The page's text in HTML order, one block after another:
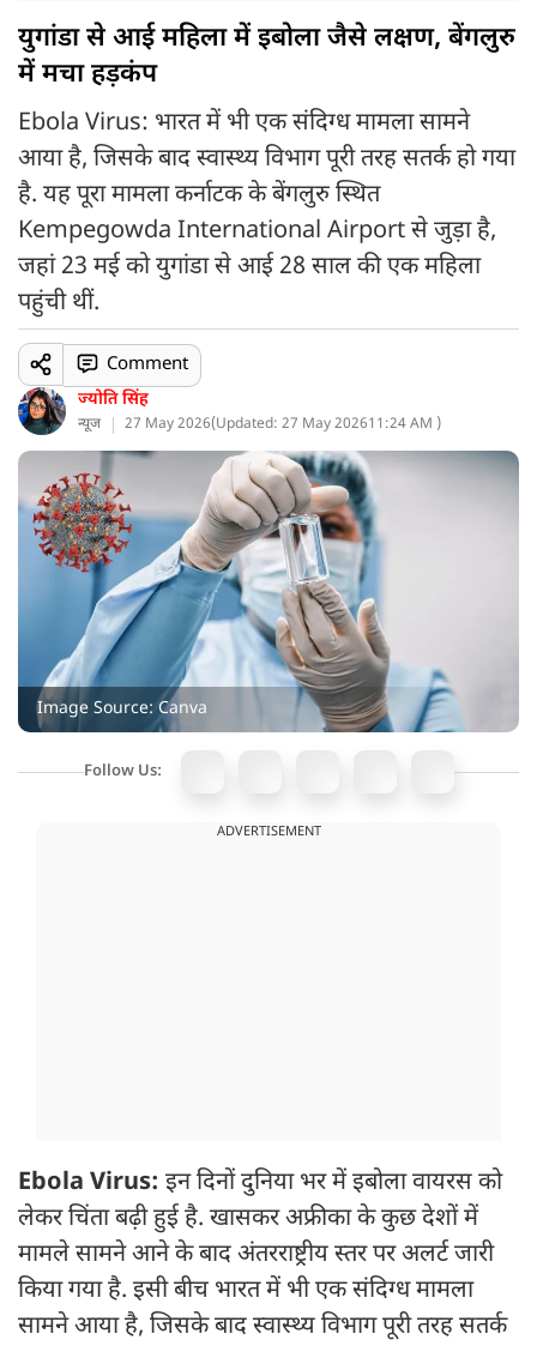
युगांडा से आई महिला में इबोला जैसे लक्षण, बेंगलुरु
में मचा हड़कंप
Ebola Virus: भारत में भी एक संदिग्ध मामला सामने
आया है, जिसके बाद स्वास्थ्य विभाग पूरी तरह सतर्क हो गया
है. यह पूरा मामला कर्नाटक के बेंगलुरु स्थित
Kempegowda International Airport से जुड़ा है,
जहां 23 मई को युगांडा से आई 28 साल की एक महिला
पहुंची थीं.
ज्योति सिंह
न्यूज 27 May 2026(Updated: 27 May 202611:24 AM )
Comment
Image Source: Canva
Follow Us:
ADVERTISEMENT
Ebola Virus: इन दिनों दुनिया भर में इबोला वायरस को
लेकर चिंता बढ़ी हुई है. खासकर अफ्रीका के कुछ देशों में
मामले सामने आने के बाद अंतरराष्ट्रीय स्तर पर अलर्ट जारी
किया गया है. इसी बीच भारत में भी एक संदिग्ध मामला
सामने आया है, जिसके बाद स्वास्थ्य विभाग पूरी तरह सतर्क